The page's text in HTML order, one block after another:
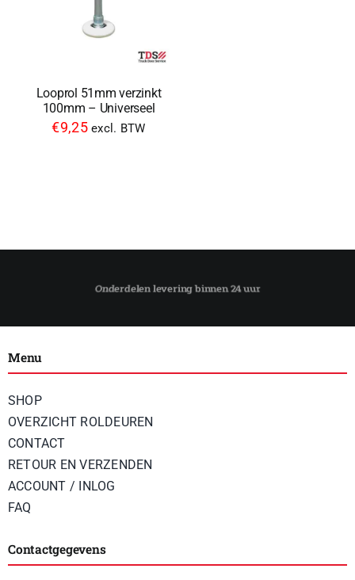
Looprol 51mm verzinkt
100mm – Universeel
€9,25 excl. BTW
Menu
SHOP
OVERZICHT ROLDEUREN
CONTACT
RETOUR EN VERZENDEN
ACCOUNT / INLOG
FAQ
Contactgegevens